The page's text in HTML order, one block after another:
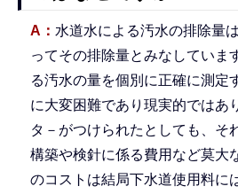
A： 水道水による汚水の排除量
ってその排除量とみなしていま
る汚水の量を個別に正確に測定
に大変困難であり現実的ではあ
タ－がつけられたとしても、そ
構築や検針に係る費用など莫大
のコストは結局下水道使用料に